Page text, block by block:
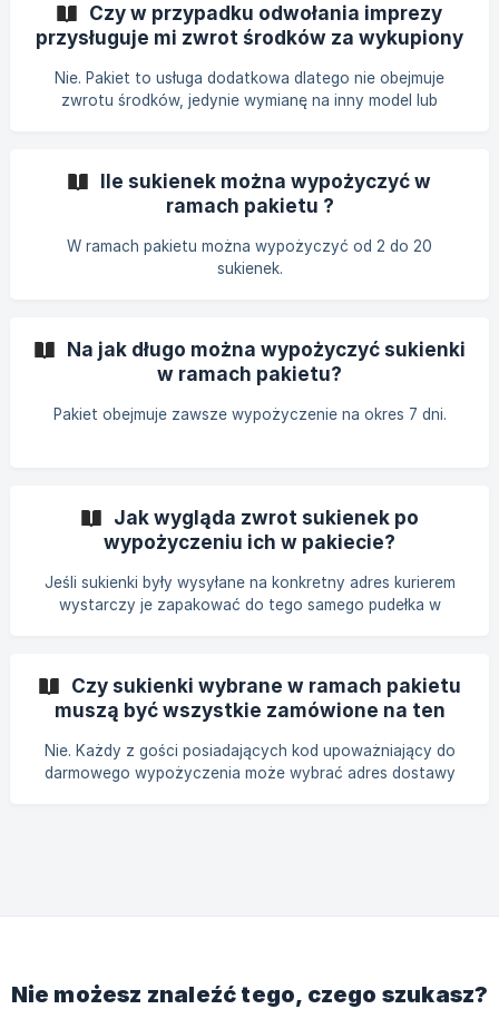
Czy w przypadku odwołania imprezy
przysługuje mi zwrot środków za wykupiony
Nie. Pakiet to usługa dodatkowa dlatego nie obejmuje
zwrotu środków, jedynie wymianę na inny model lub
Ile sukienek można wypożyczyć w
ramach pakietu ?
W ramach pakietu można wypożyczyć od 2 do 20
sukienek.
Na jak długo można wypożyczyć sukienki
w ramach pakietu?
Pakiet obejmuje zawsze wypożyczenie na okres 7 dni.
Jak wygląda zwrot sukienek po
wypożyczeniu ich w pakiecie?
Jeśli sukienki były wysyłane na konkretny adres kurierem
wystarczy je zapakować do tego samego pudełka w
Czy sukienki wybrane w ramach pakietu
muszą być wszystkie zamówione na ten
Nie. Każdy z gości posiadających kod upoważniający do
darmowego wypożyczenia może wybrać adres dostawy
Nie możesz znaleźć tego, czego szukasz?